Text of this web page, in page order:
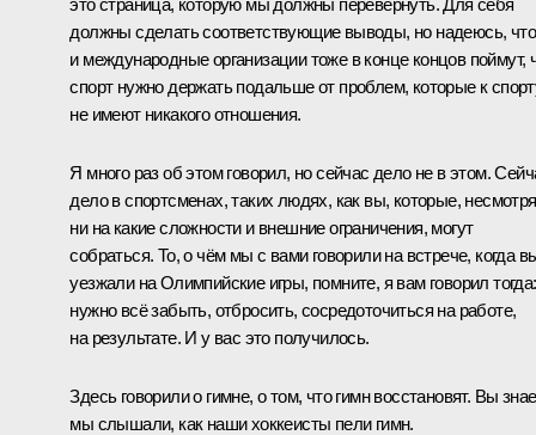
должны сделать соответствующие выводы, но надеюсь, что
и международные организации тоже в конце концов поймут,
спорт нужно держать подальше от проблем, которые к
не имеют никакого отношения.
Я много раз об этом говорил, но сейчас дело не в этом.
дело в спортсменах, таких людях, как вы, которые, несмотря
ни на какие сложности и внешние ограничения, могут
собраться. То, о чём мы с вами говорили на встрече, когда
уезжали на Олимпийские игры, помните, я вам говорил тогда:
нужно всё забыть, отбросить, сосредоточиться на работе,
на результате. И у вас это получилось.
Здесь говорили о гимне, о том, что гимн восстановят. Вы
мы слышали, как наши хоккеисты пели гимн.